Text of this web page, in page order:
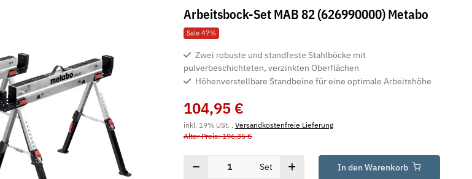
Arbeitsbock-Set MAB 82 (626990000) Metabo
Sale 47%
Zwei robuste und standfeste Stahlböcke mit
pulverbeschichteten, verzinkten Oberflächen
Höhenverstellbare Standbeine für eine optimale Arbeitshöhe
104,95 €
inkl. 19% USt. ,Versandkostenfreie Lieferung
Alter Preis: 196,35 €
Set In den Warenkorb